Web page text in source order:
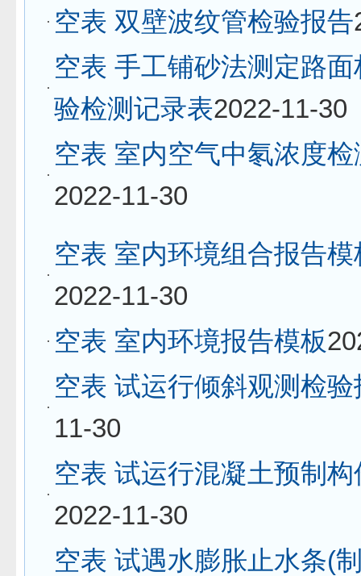
空表 双壁波纹管检验报告
空表 手工铺砂法测定路
验检测记录表2022-11-30
空表 室内空气中氡浓度
2022-11-30
空表 室内环境组合报告
2022-11-30
空表 室内环境报告模板
空表 试运行倾斜观测检验
11-30
空表 试运行混凝土预制
2022-11-30
空表 试遇水膨胀止水条(